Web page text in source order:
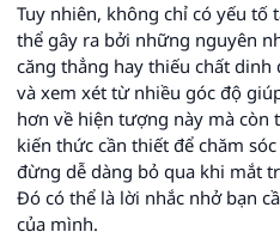
Tuy nhiên, không chỉ có yếu tố
thể gây ra bởi những nguyên
căng thẳng hay thiếu chất
và xem xét từ nhiều góc độ
hơn về hiện tượng này mà
kiến thức cần thiết để chăm
đừng dễ dàng bỏ qua khi mắt
Đó có thể là lời nhắc nhở bạn
của mình.